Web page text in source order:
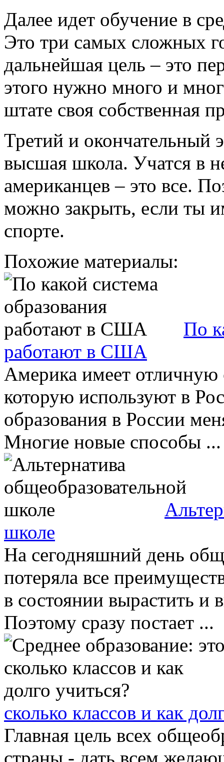
Далее идет обучение в
Это три самых сложных
дальнейшая цель – это
этого нужно много и
штате своя собственная
Третий и окончательный
высшая школа. Учатся в
американцев – это все.
можно закрыть, если ты
спорте.
Похожие материалы:
По
работают в США
Америка имеет отличную
которую используют в
образования в России
Многие новые способы ...
школе
На сегодняшний день
потеряла все
в состоянии вырастить и
Поэтому сразу постает ...
сколько классов и как
Главная цель всех
страны - дать всем